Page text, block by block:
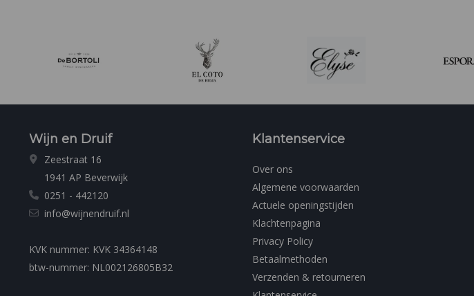
Wijn en Druif
Zeestraat 16
1941 AP Beverwijk
0251 - 442120
info@wijnendruif.nl
KVK nummer: KVK 34364148
btw-nummer: NL002126805B32
Klantenservice
Over ons
Algemene voorwaarden
Actuele openingstijden
Klachtenpagina
Privacy Policy
Betaalmethoden
Verzenden & retourneren